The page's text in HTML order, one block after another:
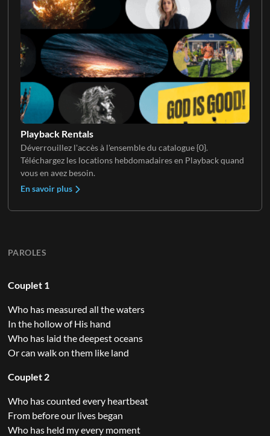
Playback Rentals
Déverrouillez l'accès à l'ensemble du catalogue {0}.
Téléchargez les locations hebdomadaires en Playback quand
vous en avez besoin.
En savoir plus
PAROLES
Couplet 1
Who has measured all the waters
In the hollow of His hand
Who has laid the deepest oceans
Or can walk on them like land
Couplet 2
Who has counted every heartbeat
From before our lives began
Who has held my every moment